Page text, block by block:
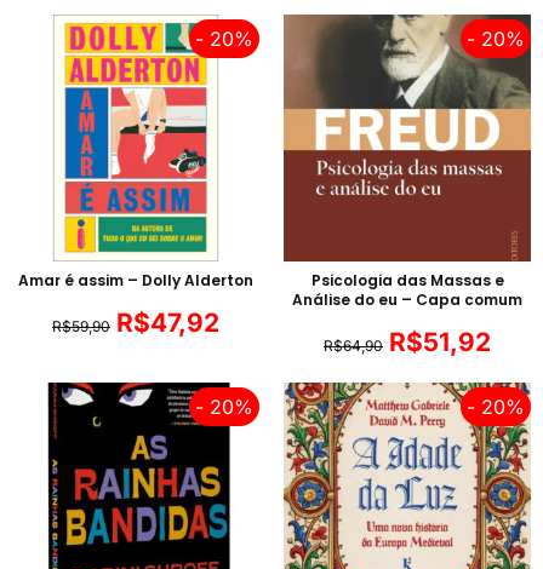
- 20%
Amar é assim – Dolly Alderton
R$59,90 R$47,92
- 20%
Psicologia das Massas e
Análise do eu – Capa comum
R$64,90 R$51,92
- 20% - 20%